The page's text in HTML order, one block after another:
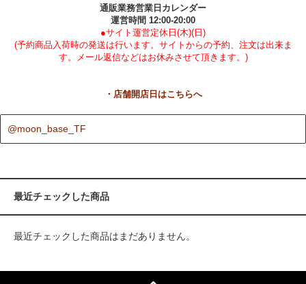
通販業務営業日カレンダー
運営時間 12:00-20:00
●サイト運営定休日(木)(日)
(予約商品入荷時の発送は行います。サイトからの予約、注文は出来ま
す。メール返信などはお休みさせて頂きます。)
・店舗開店日はこちらへ
@moon_base_TF
最近チェックした商品
最近チェックした商品はまだありません。